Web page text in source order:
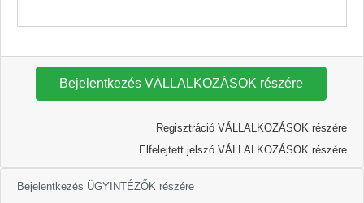
Bejelentkezés VÁLLALKOZÁSOK részére
Regisztráció VÁLLALKOZÁSOK részére
Elfelejtett jelszó VÁLLALKOZÁSOK részére
Bejelentkezés ÜGYINTÉZŐK részére